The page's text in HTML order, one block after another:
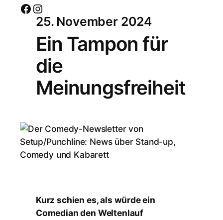
Facebook Instagram
25. November 2024
Ein Tampon für
die
Meinungsfreiheit
Kurz schien es, als würde ein
Comedian den Weltenlauf